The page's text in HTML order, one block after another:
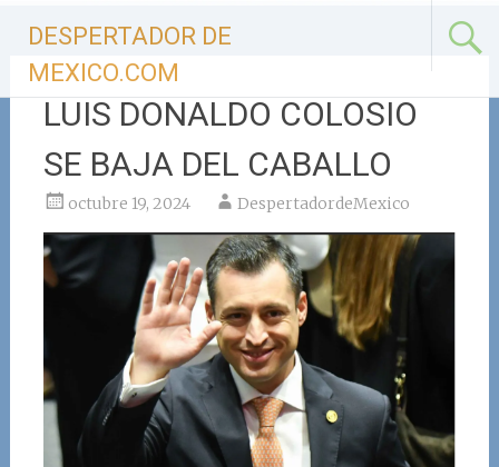
contenido
DESPERTADOR DE
MEXICO.COM
LUIS DONALDO COLOSIO
SE BAJA DEL CABALLO
octubre 19, 2024 DespertadordeMexico